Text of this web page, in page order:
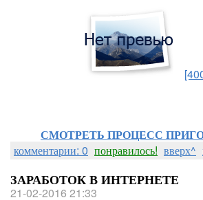
СМОТРЕТЬ ПРОЦЕСС
комментарии: 0 понравилось! вверх^
ЗАРАБОТОК В ИНТЕРНЕТЕ
21-02-2016 21:33